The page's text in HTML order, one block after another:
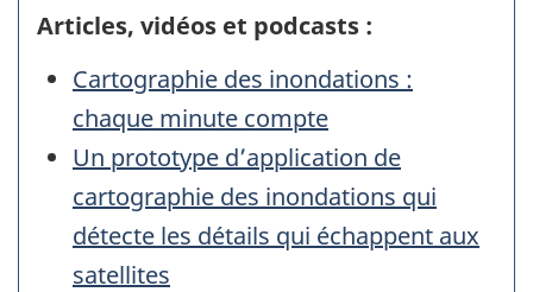
Articles, vidéos et podcasts :
Cartographie des inondations :
chaque minute compte
Un prototype d’application de
cartographie des inondations qui
détecte les détails qui échappent aux
satellites